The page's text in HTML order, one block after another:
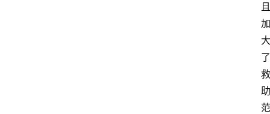
且
加
大
了
救
助
范